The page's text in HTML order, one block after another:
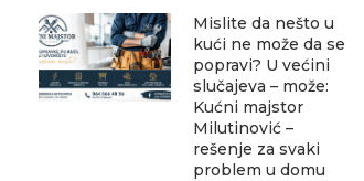
Mislite da nešto u
kući ne može da se
popravi? U većini
slučajeva – može:
Kućni majstor
Milutinović –
rešenje za svaki
problem u domu